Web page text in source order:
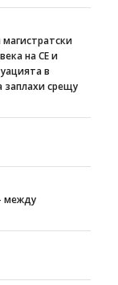
на СЕ и
в
заплахи срещу
между